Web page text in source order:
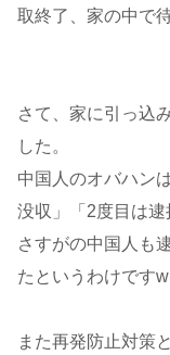
取終了、家の中で
さて、家に引っ込
した。
中国人のオバハン
没収」「2度目は逮
さすがの中国人も
たというわけですw
また再発防止対策